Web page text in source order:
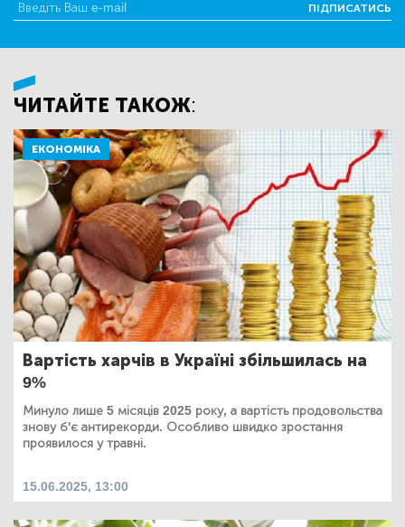
ПІДПИСАТИСЬ
ЧИТАЙТЕ ТАКОЖ:
ЕКОНОМІКА
Вартість харчів в Україні збільшилась на
9%
Минуло лише 5 місяців 2025 року, а вартість продовольства
знову б'є антирекорди. Особливо швидко зростання
проявилося у травні.
15.06.2025, 13:00